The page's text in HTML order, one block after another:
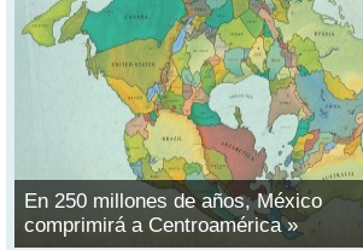
En 250 millones de años, México
comprimirá a Centroamérica »